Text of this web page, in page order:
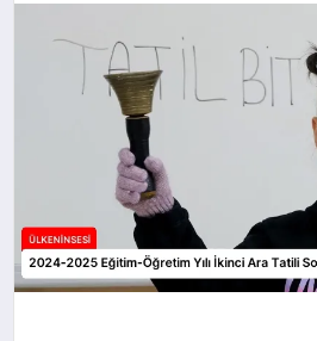
SPOR
TEKNOLOJI
MALATYA HABERLERI